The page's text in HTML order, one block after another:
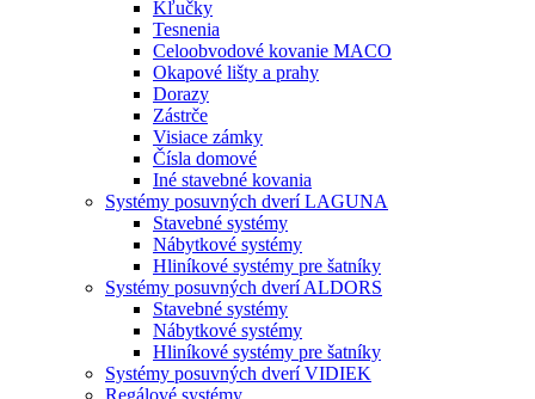
Kľučky
Tesnenia
Celoobvodové kovanie MACO
Okapové lišty a prahy
Dorazy
Zástrče
Visiace zámky
Čísla domové
Iné stavebné kovania
Systémy posuvných dverí LAGUNA
Stavebné systémy
Nábytkové systémy
Hliníkové systémy pre šatníky
Systémy posuvných dverí ALDORS
Stavebné systémy
Nábytkové systémy
Hliníkové systémy pre šatníky
Systémy posuvných dverí VIDIEK
Regálové systémy